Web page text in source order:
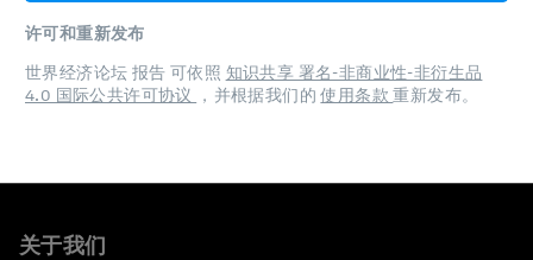
许可和重新发布
世界经济论坛 报告 可依照 知识共享 署名-非商业性-非衍生品
4.0 国际公共许可协议
，并根据我们的使用条款重新发布。
关于我们